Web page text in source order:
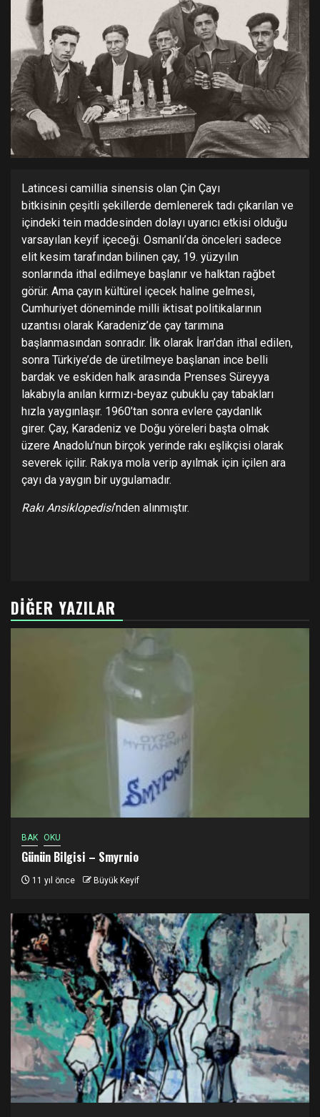
Latincesi camillia sinensis olan Çin Çayı
bitkisinin çeşitli şekillerde demlenerek tadı çıkarılan ve
içindeki tein maddesinden dolayı uyarıcı etkisi olduğu
varsayılan keyif içeceği. Osmanlı’da önceleri sadece
elit kesim tarafından bilinen çay, 19. yüzyılın
sonlarında ithal edilmeye başlanır ve halktan rağbet
görür. Ama çayın kültürel içecek haline gelmesi,
Cumhuriyet döneminde milli iktisat politikalarının
uzantısı olarak Karadeniz’de çay tarımına
başlanmasından sonradır. İlk olarak İran’dan ithal edilen,
sonra Türkiye’de de üretilmeye başlanan ince belli
bardak ve eskiden halk arasında Prenses Süreyya
lakabıyla anılan kırmızı-beyaz çubuklu çay tabakları
hızla yaygınlaşır. 1960’tan sonra evlere çaydanlık
girer. Çay, Karadeniz ve Doğu yöreleri başta olmak
üzere Anadolu’nun birçok yerinde rakı eşlikçisi olarak
severek içilir. Rakıya mola verip ayılmak için içilen ara
çayı da yaygın bir uygulamadır.
Rakı Ansiklopedisi‘nden alınmıştır.
DIĞER YAZILAR
BAK OKU
Günün Bilgisi – Smyrnio
11 yıl önce Büyük Keyif